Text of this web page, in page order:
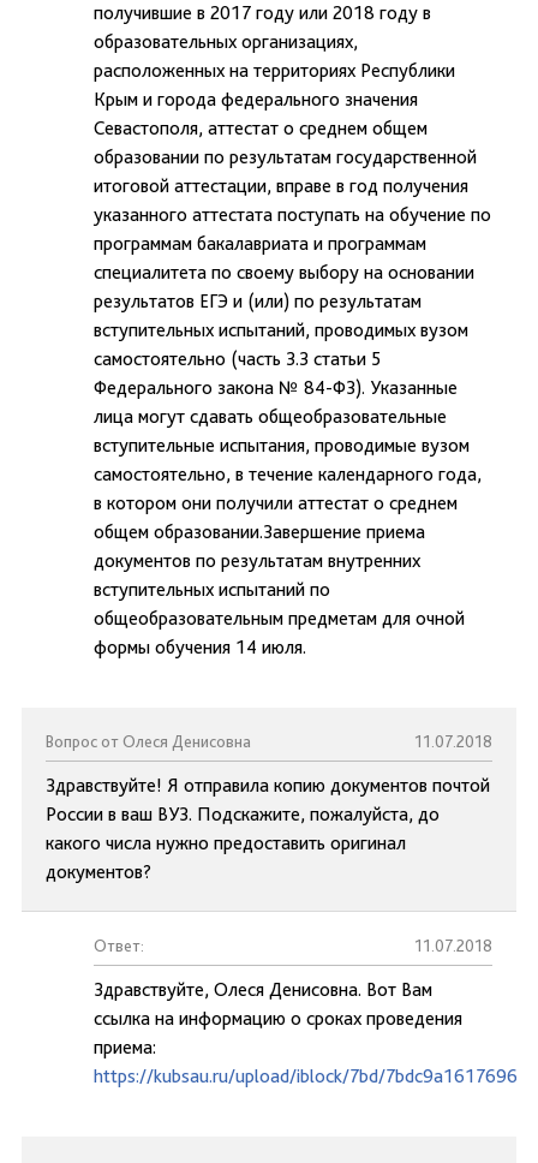
получившие в 2017 году или 2018 году в
образовательных организациях,
расположенных на территориях Республики
Крым и города федерального значения
Севастополя, аттестат о среднем общем
образовании по результатам государственной
итоговой аттестации, вправе в год получения
указанного аттестата поступать на обучение по
программам бакалавриата и программам
специалитета по своему выбору на основании
результатов ЕГЭ и (или) по результатам
вступительных испытаний, проводимых вузом
самостоятельно (часть 3.3 статьи 5
Федерального закона № 84-ФЗ). Указанные
лица могут сдавать общеобразовательные
вступительные испытания, проводимые вузом
самостоятельно, в течение календарного года,
в котором они получили аттестат о среднем
общем образовании.Завершение приема
документов по результатам внутренних
вступительных испытаний по
общеобразовательным предметам для очной
формы обучения 14 июля.
Вопрос от Олеся Денисовна 11.07.2018
Здравствуйте! Я отправила копию документов почтой
России в ваш ВУЗ. Подскажите, пожалуйста, до
какого числа нужно предоставить оригинал
документов?
Ответ: 11.07.2018
Здравствуйте, Олеся Денисовна. Вот Вам
ссылка на информацию о сроках проведения
приема:
https://kubsau.ru/upload/iblock/7bd/